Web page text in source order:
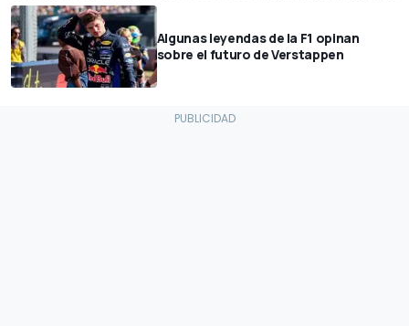
Algunas leyendas de la F1 opinan
sobre el futuro de Verstappen